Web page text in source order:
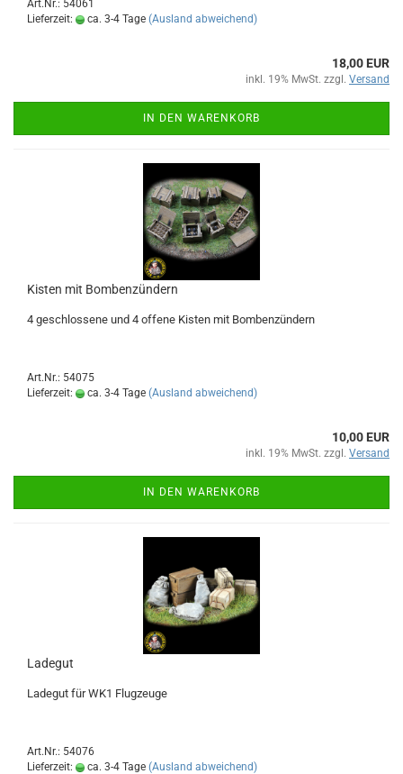
Art.Nr.: 54061
Lieferzeit:
ca. 3-4 Tage (Ausland abweichend)
18,00 EUR
inkl. 19% MwSt. zzgl. Versand
IN DEN WARENKORB
Kisten mit Bombenzündern
4 geschlossene und 4 offene Kisten mit Bombenzündern
Art.Nr.: 54075
Lieferzeit:
ca. 3-4 Tage (Ausland abweichend)
10,00 EUR
inkl. 19% MwSt. zzgl. Versand
IN DEN WARENKORB
Ladegut
Ladegut für WK1 Flugzeuge
Art.Nr.: 54076
Lieferzeit:
ca. 3-4 Tage (Ausland abweichend)